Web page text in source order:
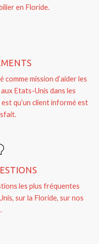
en Floride.
comme mission d’aider les
Etats-Unis dans les
qu’un client informé est
les plus fréquentes
sur la Floride, sur nos